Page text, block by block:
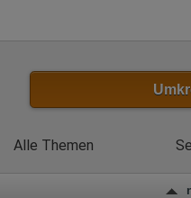
Herkunft (Land und Stadt)
Betriebssystem
Gerät (PC, Tablet-PC oder
Webseite)
Welche Videos angeschaut?
Wurden Werbebanner
Alle Themen